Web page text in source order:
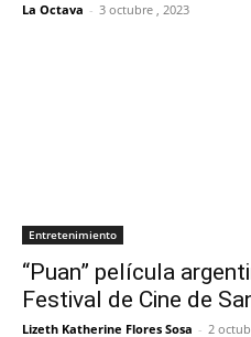
La Octava - 3 octubre , 2023
Entretenimiento
“Puan” película
Festival de Cine de
Lizeth Katherine Flores Sosa - 2